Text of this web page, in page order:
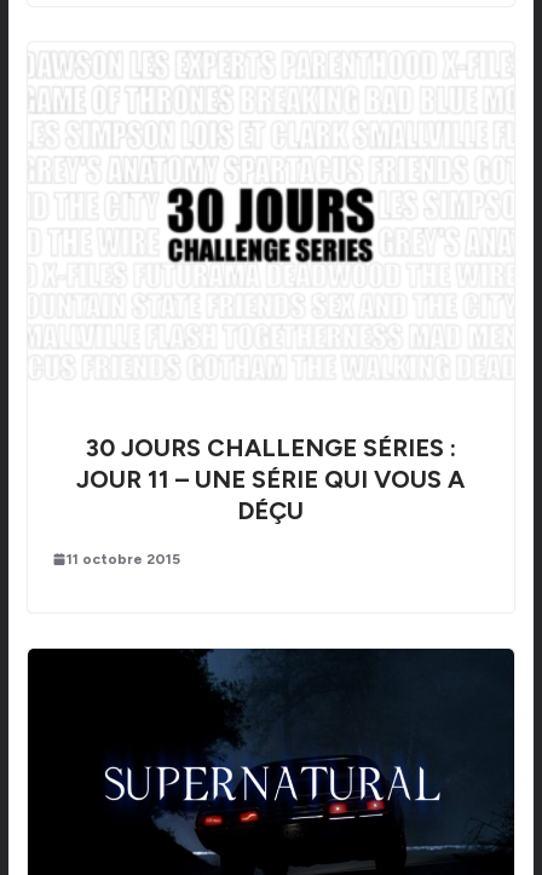
30 JOURS CHALLENGE SÉRIES :
JOUR 11 – UNE SÉRIE QUI VOUS A
DÉÇU
11 octobre 2015